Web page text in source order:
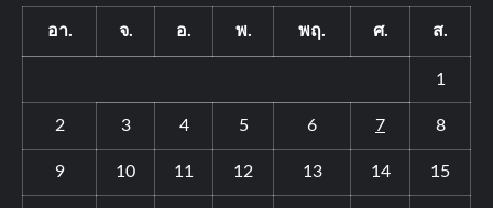
อา. จ. อ. พ. พฤ. ศ. ส.
1
2 3 4 5 6 7 8
9 10 11 12 13 14 15